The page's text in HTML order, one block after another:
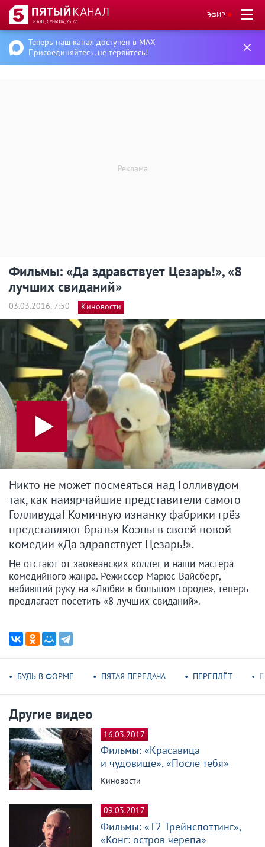
8 АВГ, СУББОТА, 23:22
ЭФИР
Теперь наш канал доступен в MAX
Присоединяйтесь, не теряйтесь!
Фильмы: «Да здравствует Цезарь!», «8
лучших свиданий»
03.03.2016, 7:50 Киновости
Никто не может посмеяться над Голливудом
так, как наиярчайшие представители самого
Голливуда! Комичную изнанку фабрики грёз
представляют братья Коэны в своей новой
комедии «Да здравствует Цезарь!».
Не отстают от заокеанских коллег и наши мастера
комедийного жанра. Режиссёр Марюс Вайсберг,
набивший руку на «Любви в большом городе», теперь
предлагает посетить «8 лучших свиданий».
БУДЬ В ФОРМЕ ПЯТАЯ ПЕРЕДАЧА ПЕРЕПЛЁТ
Другие видео
16.03.2017
Фильмы: «Красавица
и чудовище», «После тебя»
Киновости
09.03.2017
Фильмы: «Т2 Трейнспоттинг»,
«Конг: остров черепа»